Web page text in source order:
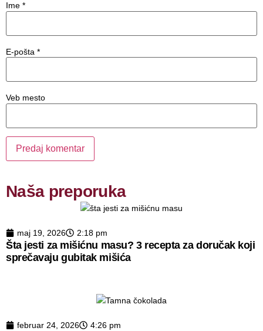
Ime *
E-pošta *
Veb mesto
Naša preporuka
maj 19, 2026 2:18 pm
Šta jesti za mišićnu masu? 3 recepta za doručak koji
sprečavaju gubitak mišića
februar 24, 2026 4:26 pm